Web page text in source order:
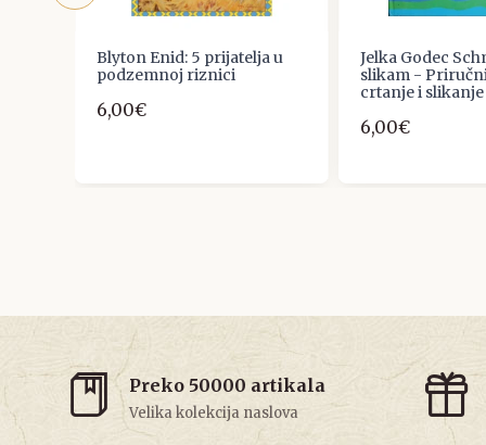
Blyton Enid: 5 prijatelja u
podzemnoj riznici
6,00€
Jelka Godec
slikam -
crtanje i slikanje
6,00€
Preko 50000 artikala
Velika kolekcija naslova